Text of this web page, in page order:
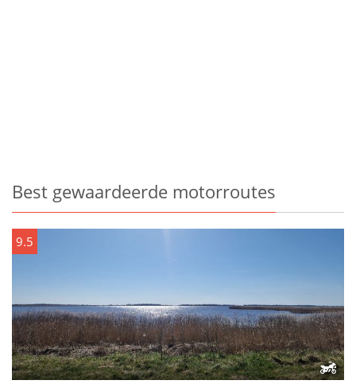
Best gewaardeerde motorroutes
9.5